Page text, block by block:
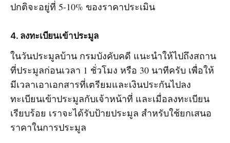
ปกติจะอยู่ที่ 5-10% ของราคาประเมิน
4. ลงทะเบียนเข้าประมูล
ในวันประมูลบ้าน กรมบังคับคดี แนะนำให้ไปถึงสถาน
ที่ประมูลก่อนเวลา 1 ชั่วโมง หรือ 30 นาทีครับ เพื่อให้
มีเวลาเอาเอกสารที่เตรียมและเงินประกันไปลง
ทะเบียนเข้าประมูลกับเจ้าหน้าที่ และเมื่อลงทะเบียน
เรียบร้อย เราจะได้รับป้ายประมูล สำหรับใช้ยกเสนอ
ราคาในการประมูล